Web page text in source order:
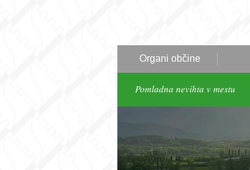
Organi občine
Pomladna nevihta v mestu